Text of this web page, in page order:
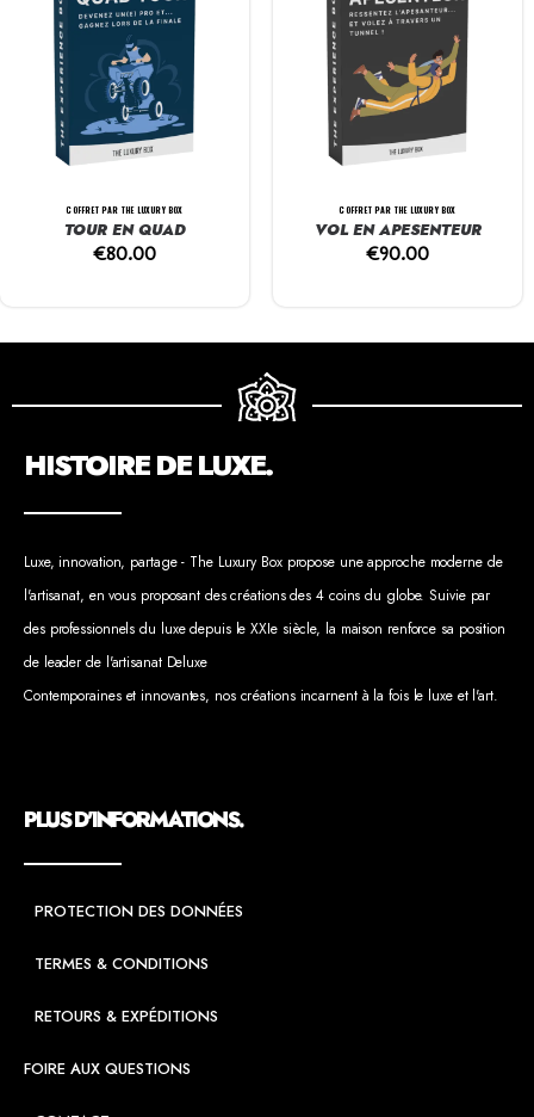
COFFRET PAR THE LUXURY BOX
TOUR EN QUAD
€80.00
COFFRET PAR THE LUXURY BOX
VOL EN APESENTEUR
€90.00
HISTOIRE DE LUXE.
Luxe, innovation, partage - The Luxury Box propose une approche moderne de
l'artisanat, en vous proposant des créations des 4 coins du globe. Suivie par
des professionnels du luxe depuis le XXIe siècle, la maison renforce sa position
de leader de l'artisanat Deluxe
Contemporaines et innovantes, nos créations incarnent à la fois le luxe et l'art.
PLUS D'INFORMATIONS.
PROTECTION DES DONNÉES
TERMES & CONDITIONS
RETOURS & EXPÉDITIONS
FOIRE AUX QUESTIONS